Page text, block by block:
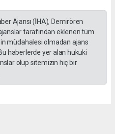
Ajansı (İHA), Demirören
tarafından eklenen tüm
müdahalesi olmadan ajans
haberlerde yer alan hukuki
olup sitemizin hiç bir